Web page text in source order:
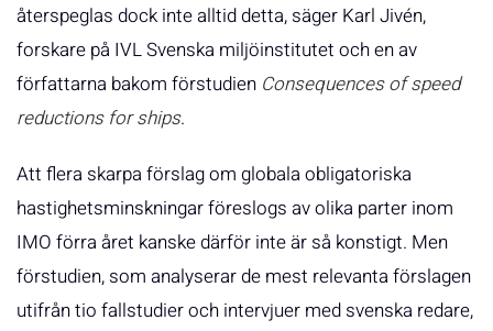
återspeglas dock inte alltid detta, säger Karl Jivén,
forskare på IVL Svenska miljöinstitutet och en av
författarna bakom förstudien Consequences of speed
reductions for ships.
Att flera skarpa förslag om globala obligatoriska
hastighetsminskningar föreslogs av olika parter inom
IMO förra året kanske därför inte är så konstigt. Men
förstudien, som analyserar de mest relevanta förslagen
utifrån tio fallstudier och intervjuer med svenska redare,